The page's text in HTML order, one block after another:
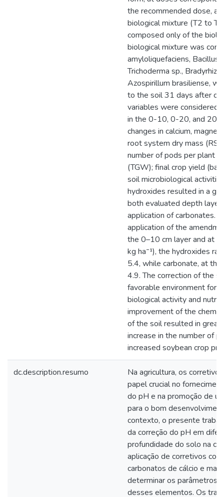
the recommended dose,
biological mixture (T2 to
composed only of the
biological mixture was
amyloliquefaciens, Bacillus
Trichoderma sp.,
Azospirillum brasiliense,
to the soil 31 days after
variables were considered
in the 0-10, 0-20, and 20-
changes in calcium,
root system dry mass
number of pods per plant
(TGW); final crop yield
soil microbiological
hydroxides resulted in a
both evaluated depth
application of carbonates.
application of the
the 0–10 cm layer and at
kg ha⁻¹), the hydroxides
5.4, while carbonate, at
4.9. The correction of the
favorable environment for
biological activity and
improvement of the
of the soil resulted in
increase in the number of
increased soybean crop
dc.description.resumo
Na agricultura, os
papel crucial no
do pH e na promoção de
para o bom
contexto, o presente
da correção do pH em
profundidade do solo na
aplicação de corretivos
carbonatos de cálcio e
determinar os parâmetros
desses elementos. Os